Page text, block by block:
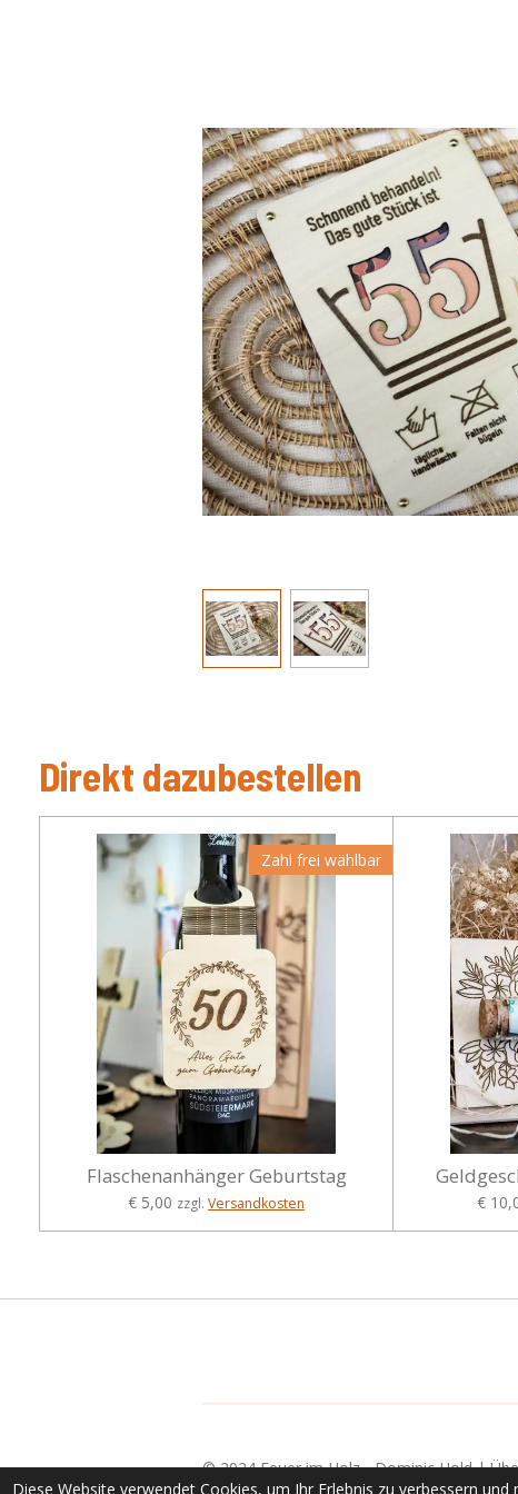
Diese Website verwendet Cookies, um Ihr Erlebnis zu verbessern
Direkt dazubestellen
Zahl frei wählbar
Flaschenanhänger Geburtstag
€ 5,00 zzgl.Versandkosten €
© 2024 Feuer im Holz - Dominic Hold |